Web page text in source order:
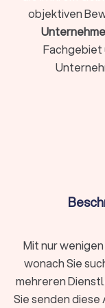
Bedarf schnell
optimal zu
Trustlocal macht
Heizungsbauer in
bieten. Filtern Sie
der von Ihnen
Elektroheizung
Sie haben dann
Bewertungen
kostenlos und
Beschreiben Sie
objektiven
Fachgebiet
Mit nur
wonach Sie
mehreren
Sie senden